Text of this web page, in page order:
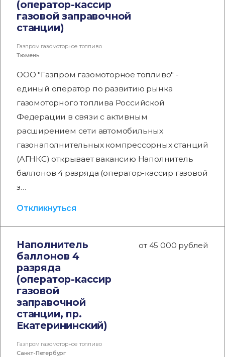
(оператор-кассир
газовой заправочной
станции)
Газпром газомоторное топливо
Тюмень
ООО "Газпром газомоторное топливо" -
единый оператор по развитию рынка
газомоторного топлива Российской
Федерации в связи с активным
расширением сети автомобильных
газонаполнительных компрессорных станций
(АГНКС) открывает вакансию Наполнитель
баллонов 4 разряда (оператор-кассир газовой
з…
Откликнуться
Наполнитель
баллонов 4
разряда
(оператор-кассир
газовой
заправочной
станции, пр.
Екатерининский)
от 45 000 рублей
Газпром газомоторное топливо
Санкт-Петербург